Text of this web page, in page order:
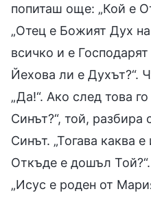
попиташ още: „Кой е
„Отец е Божият Дух
всичко и е Господарят
Йехова ли е Духът?“.
„Да!“. Ако след това
Синът?“, той,
Синът. „Тогава каква
Откъде е дошъл
„Исус е роден от